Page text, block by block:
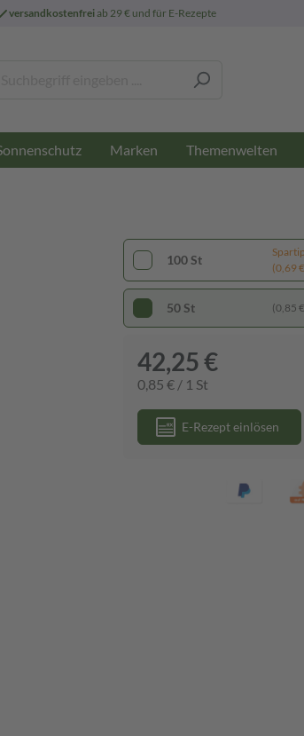
versandkostenfreiab 29 € und für E-Rezepte
Marken Themenwelten
100 St
(0,69
50 St (0,85
42,25 €
0,85 € / 1 St
E-Rezept einlösen